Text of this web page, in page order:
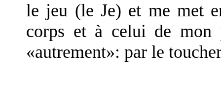
le jeu (le Je) et me met
corps et à celui de mon
«autrement»: par le